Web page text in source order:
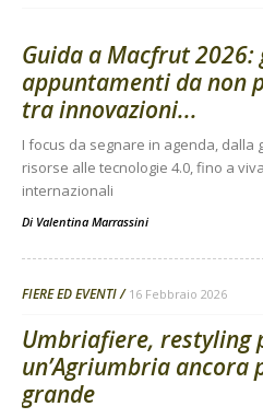
Guida a Macfrut 2026:
appuntamenti da non
tra innovazioni...
I focus da segnare in agenda, dalla
risorse alle tecnologie 4.0, fino a
internazionali
Di Valentina Marrassini
FIERE ED EVENTI 16 Febbraio 2026
Umbriafiere, restyling
un’Agriumbria ancora
grande